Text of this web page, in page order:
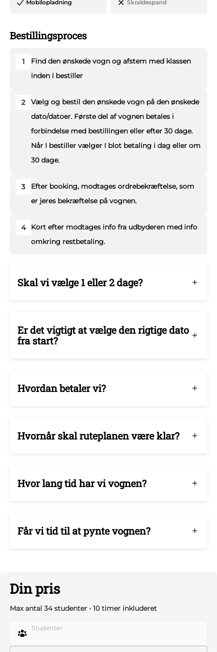
opmærksomhed, når I kommer kørende. En del af
garantere, at I får en god, sikker og uforglemmelig
studenter kørsel med højt humør. Vi er fleksible,
professionelle og seriøse.
Siddepladser: 34 personer.
Vi kan garantere jer for en dag, hvor intet bliver overladt
Mobilopladning Skraldespand
Bestillingsproces
1
Find den ønskede vogn og afstem med klassen
inden I bestiller
2
Vælg og bestil den ønskede vogn på den ønskede
dato/datoer. Første del af vognen betales i
forbindelse med bestillingen eller efter 30 dage.
Når I bestiller vælger I blot betaling i dag eller om
30 dage.
3
Efter booking, modtages ordrebekræftelse, som
er jeres bekræftelse på vognen.
4
Kort efter modtages info fra udbyderen med info
omkring restbetaling.
Skal vi vælge 1 eller 2 dage?
Er det vigtigt at vælge den rigtige dato
fra start?
Hvordan betaler vi?
Hvornår skal ruteplanen være klar?
Hvor lang tid har vi vognen?
Får vi tid til at pynte vognen?
Din pris
Max antal 34 studenter • 10 timer inkluderet
Studenter